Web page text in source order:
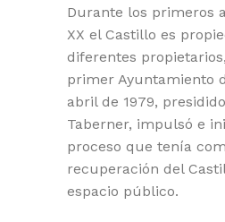
Durante los primeros
XX el Castillo es
diferentes
primer Ayuntamiento
abril de 1979,
Taberner, impulsó e
proceso que tenía
recuperación del
espacio público.